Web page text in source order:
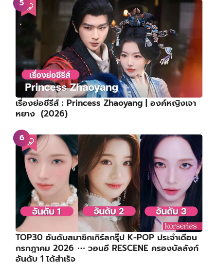
เรื่องย่อซีรีส์ : Princess Zhaoyang | องค์หญิงเจา
หยาง (2026)
TOP30 อันดับสมาชิกเกิร์ลกรุ๊ป K-POP ประจำเดือน
กรกฎาคม 2026 ⋯ วอนอี RESCENE ครองบัลลังก์
อันดับ 1 ได้สำเร็จ